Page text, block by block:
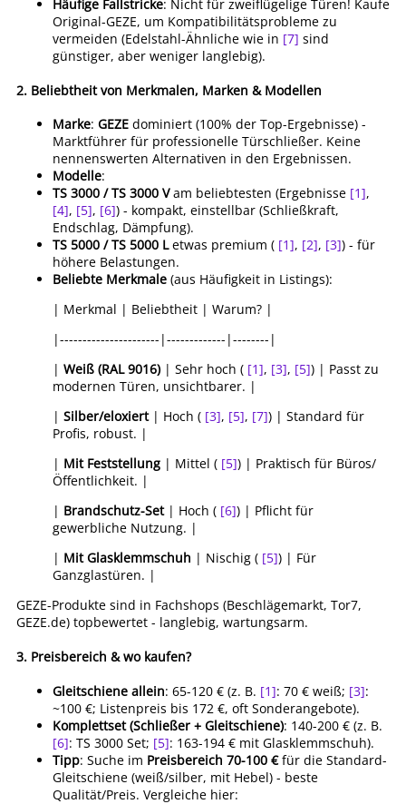
Häufige Fallstricke: Nicht für zweiflügelige Türen! Kaufe
Original-GEZE, um Kompatibilitätsprobleme zu
vermeiden (Edelstahl-Ähnliche wie in [7] sind
günstiger, aber weniger langlebig).
2. Beliebtheit von Merkmalen, Marken & Modellen
Marke: GEZE dominiert (100% der Top-Ergebnisse) -
Marktführer für professionelle Türschließer. Keine
nennenswerten Alternativen in den Ergebnissen.
Modelle:
TS 3000 / TS 3000 Vam beliebtesten (Ergebnisse [1],
[4], [5], [6]) - kompakt, einstellbar (Schließkraft,
Endschlag, Dämpfung).
TS 5000 / TS 5000 Letwas premium ( [1], [2], [3]) - für
höhere Belastungen.
Beliebte Merkmale (aus Häufigkeit in Listings):
| Merkmal | Beliebtheit | Warum? |
|----------------------|-------------|--------|
| Weiß (RAL 9016) | Sehr hoch ( [1], [3], [5]) | Passt zu
modernen Türen, unsichtbarer. |
| Silber/eloxiert| Hoch ( [3], [5], [7]) | Standard für
Profis, robust. |
| Mit Feststellung | Mittel ( [5]) | Praktisch für Büros/
Öffentlichkeit. |
| Brandschutz-Set| Hoch ( [6]) | Pflicht für
gewerbliche Nutzung. |
| Mit Glasklemmschuh | Nischig ( [5]) | Für
Ganzglastüren. |
GEZE-Produkte sind in Fachshops (Beschlägemarkt, Tor7,
GEZE.de) topbewertet - langlebig, wartungsarm.
3. Preisbereich & wo kaufen?
Gleitschiene allein: 65-120 € (z. B. [1]: 70 € weiß; [3]:
~100 €; Listenpreis bis 172 €, oft Sonderangebote).
Komplettset (Schließer + Gleitschiene): 140-200 € (z. B.
[6]: TS 3000 Set; [5]: 163-194 € mit Glasklemmschuh).
Tipp: Suche im Preisbereich 70-100 €für die Standard-
Gleitschiene (weiß/silber, mit Hebel) - beste
Qualität/Preis. Vergleiche hier: